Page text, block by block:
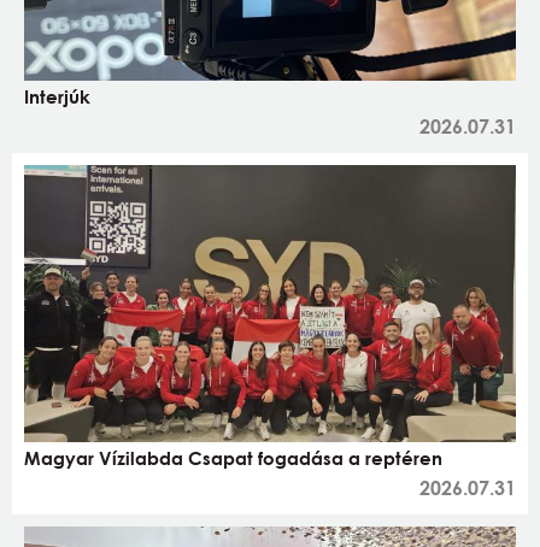
Interjúk
2026.07.31
Magyar Vízilabda Csapat fogadása a reptéren
2026.07.31